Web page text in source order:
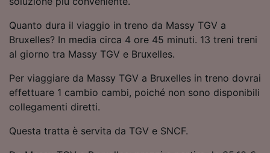
Quanto dura il viaggio in treno da Massy TGV a
Bruxelles? In media circa 4 ore 45 minuti. 13 treni treni
al giorno tra Massy TGV e Bruxelles.
Per viaggiare da Massy TGV a Bruxelles in treno dovrai
effettuare 1 cambio cambi, poiché non sono disponibili
collegamenti diretti.
Questa tratta è servita da TGV e SNCF.
Utilizzare dati di geolocalizzazione precisi.
Scansione attiva delle caratteristiche del
dispositivo ai fini dell’identificazione.
Archiviare informazioni su dispositivo e/o
accedervi. Pubblicità e contenuti
dei contenuti e degli annunci, ricerche sul
pubblico, sviluppo di servizi.